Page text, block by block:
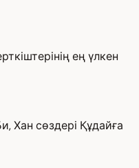
ең үлкен
Хан сөздері Құдайға